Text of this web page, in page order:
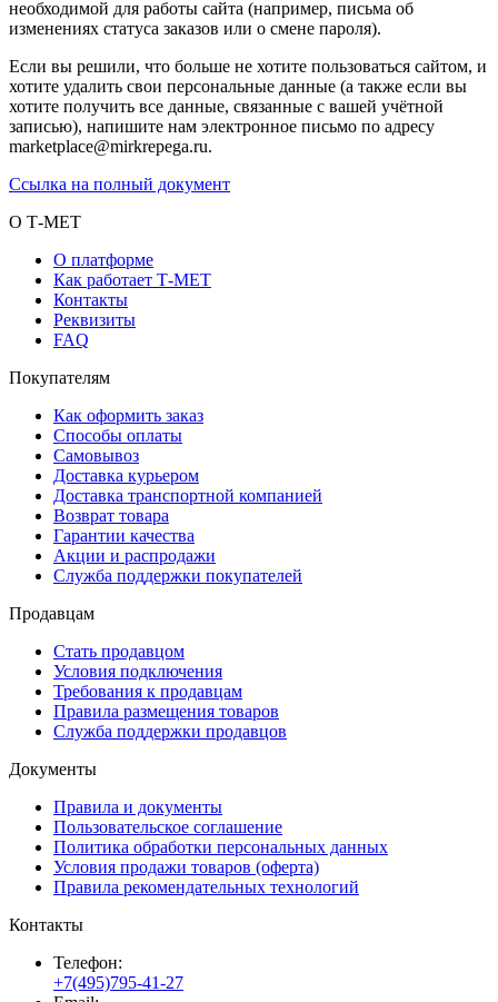
необходимой для работы сайта (например, письма об
изменениях статуса заказов или о смене пароля).
Если вы решили, что больше не хотите пользоваться сайтом, и
хотите удалить свои персональные данные (а также если вы
хотите получить все данные, связанные с вашей учётной
записью), напишите нам электронное письмо по адресу
marketplace@mirkrepega.ru.
Ссылка на полный документ
О Т-МЕТ
О платформе
Как работает Т-МЕТ
Контакты
Реквизиты
FAQ
Покупателям
Как оформить заказ
Способы оплаты
Самовывоз
Доставка курьером
Доставка транспортной компанией
Возврат товара
Гарантии качества
Акции и распродажи
Служба поддержки покупателей
Продавцам
Стать продавцом
Условия подключения
Требования к продавцам
Правила размещения товаров
Служба поддержки продавцов
Документы
Правила и документы
Пользовательское соглашение
Политика обработки персональных данных
Условия продажи товаров (оферта)
Правила рекомендательных технологий
Контакты
Телефон:
+7(495)795-41-27